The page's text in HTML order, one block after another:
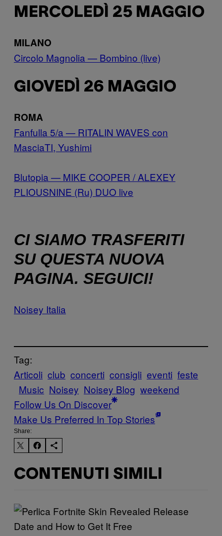
MERCOLEDÌ 25 MAGGIO
MILANO
Circolo Magnolia — Bombino (live)
GIOVEDÌ 26 MAGGIO
ROMA
Fanfulla 5/a — RITALIN WAVES con
MasciaTI, Yushimi
Blutopia — MIKE COOPER / ALEXEY
PLIOUSNINE (Ru) DUO live
CI SIAMO TRASFERITI
SU QUESTA NUOVA
PAGINA. SEGUICI!
Noisey Italia
Tag:
Articoli club concerti consigli eventi feste
Music Noisey Noisey Blog weekend
Follow Us On Discover
Make Us Preferred In Top Stories
Share:
CONTENUTI SIMILI